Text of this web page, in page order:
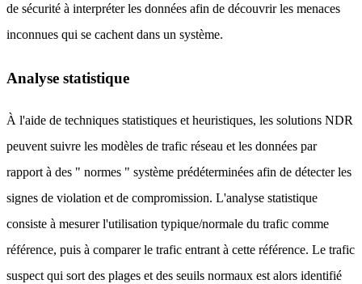
de sécurité à interpréter les données afin de découvrir les menaces
inconnues qui se cachent dans un système.
Analyse statistique
À l'aide de techniques statistiques et heuristiques, les solutions NDR
peuvent suivre les modèles de trafic réseau et les données par
rapport à des " normes " système prédéterminées afin de détecter les
signes de violation et de compromission. L'analyse statistique
consiste à mesurer l'utilisation typique/normale du trafic comme
référence, puis à comparer le trafic entrant à cette référence. Le trafic
suspect qui sort des plages et des seuils normaux est alors identifié